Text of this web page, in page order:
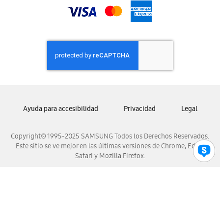
Samsung Nicaragua
Samsung Panamá
Samsung República Dominicana
Samsung Venezuela
Copyright© 1995-2025 SAMSUNG Todos los Derechos Reservados.
Este sitio se ve mejor en las últimas versiones de Chrome, Edge,
Safari y Mozilla Firefox.
Ayuda para accesibilidad Privacidad Legal